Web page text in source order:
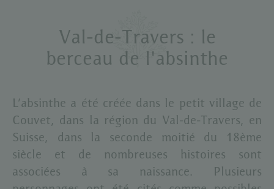
Va -d e- ravers :
e
berceau d e 'a bsi nt he
L’absinthe a été créée dans le petit village de
Couvet, dans la région du Val-de-Travers, en
Suisse, dans la seconde moitié du 18ème
siècle et de nombreuses histoires sont
associées à sa naissance. Plusieurs